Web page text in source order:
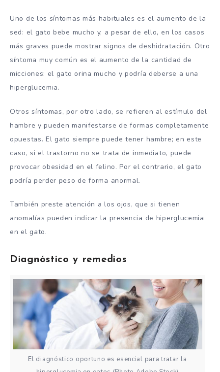
Uno de los síntomas más habituales es el aumento de la
sed: el gato bebe mucho y, a pesar de ello, en los casos
más graves puede mostrar signos de deshidratación. Otro
síntoma muy común es el aumento de la cantidad de
micciones: el gato orina mucho y podría deberse a una
hiperglucemia.
Otros síntomas, por otro lado, se refieren al estímulo del
hambre y pueden manifestarse de formas completamente
opuestas. El gato siempre puede tener hambre; en este
caso, si el trastorno no se trata de inmediato, puede
provocar obesidad en el felino. Por el contrario, el gato
podría perder peso de forma anormal.
También preste atención a los ojos, que si tienen
anomalías pueden indicar la presencia de hiperglucemia
en el gato.
Diagnóstico y remedios
El diagnóstico oportuno es esencial para tratar la